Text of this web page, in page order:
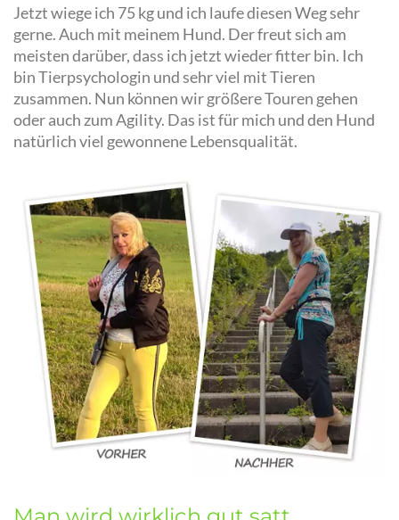
Jetzt wiege ich 75 kg und ich laufe diesen Weg sehr
gerne. Auch mit meinem Hund. Der freut sich am
meisten darüber, dass ich jetzt wieder fitter bin. Ich
bin Tierpsychologin und sehr viel mit Tieren
zusammen. Nun können wir größere Touren gehen
oder auch zum Agility. Das ist für mich und den Hund
natürlich viel gewonnene Lebensqualität.